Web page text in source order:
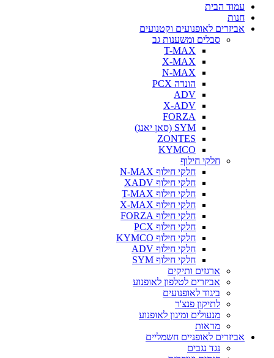
עמוד הבית
חנות
אביזרים לאופנועים וקטנועים
סבלים ומשענות גב
T-MAX
X-MAX
N-MAX
הונדה PCX
ADV
X-ADV
FORZA
SYM (סאן יאנג)
ZONTES
KYMCO
חלקי חילוף
חלקי חילוף N-MAX
חלקי חילוף XADV
חלקי חילוף T-MAX
חלקי חילוף X-MAX
חלקי חילוף FORZA
חלקי חילוף PCX
חלקי חילוף KYMCO
חלקי חילוף ADV
חלקי חילוף SYM
ארגזים ותיקים
אביזרים לטלפון לאופנוע
ביגוד לאופנועים
לתיקון פנצ'ר
מנעולים ומיגון לאופנוע
מראות
אביזרים לאופניים חשמליים
נגד נגבים